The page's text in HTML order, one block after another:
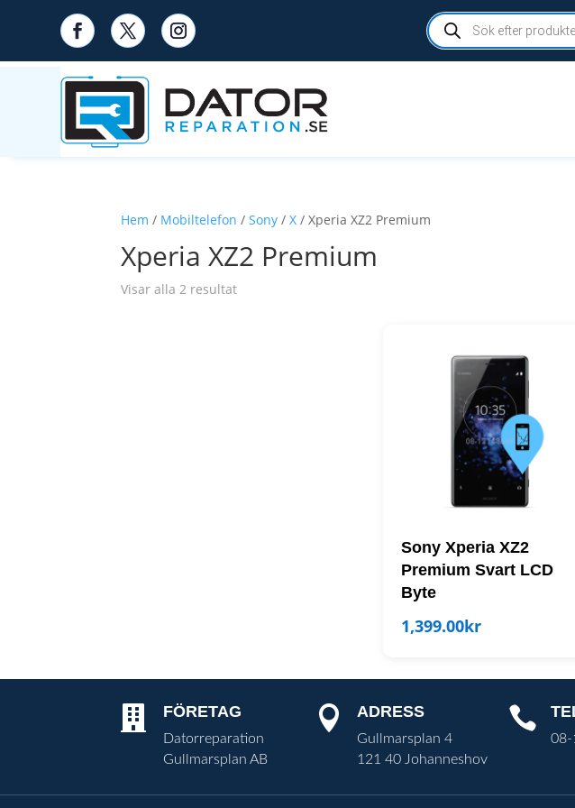
Products
search
Hem / Mobiltelefon /Sony /X / Xperia XZ2 Premium
Xperia XZ2 Premium
Visar alla 2 resultat
Sony Xperia XZ2
Premium Svart LCD
Byte
1,399.00kr
 FÖRETAG
Datorreparation
Gullmarsplan AB
 ADRESS
Gullmarsplan 4
121 40 Johanneshov

08-